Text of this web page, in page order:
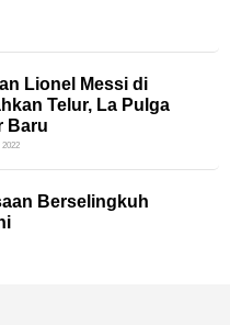
Lionel Messi di
Telur, La Pulga
Baru
Berselingkuh